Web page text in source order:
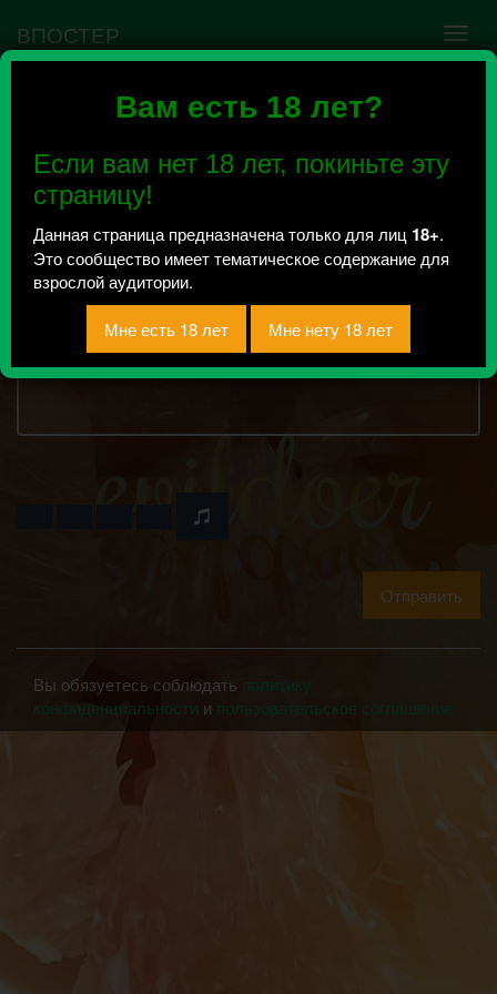
Вам есть 18 лет?
Если вам нет 18 лет, покиньте эту
страницу!
Данная страница предназначена только для лиц 18+.
Это сообщество имеет тематическое содержание для
взрослой аудитории.
ВПОСТЕР
бетельгейзе.
Всего 57, за сегодня 0 сообщений
отправлено
Текст сообщения: 15895 символов
Отправить
Вы обязуетесь соблюдать
конфиденциальности и пользовательское соглашение